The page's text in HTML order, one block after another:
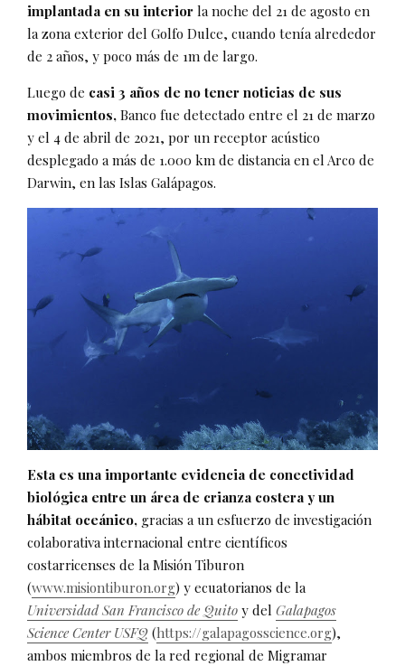
implantada en su interior la noche del 21 de agosto en
la zona exterior del Golfo Dulce, cuando tenía alrededor
de 2 años, y poco más de 1m de largo.
Luego de casi 3 años de no tener noticias de sus
movimientos, Banco fue detectado entre el 21 de marzo
y el 4 de abril de 2021, por un receptor acústico
desplegado a más de 1.000 km de distancia en el Arco de
Darwin, en las Islas Galápagos.
Esta es una importante evidencia de conectividad
biológica entre un área de crianza costera y un
hábitat oceánico, gracias a un esfuerzo de investigación
colaborativa internacional entre científicos
costarricenses de la Misión Tiburon
(www.misiontiburon.org) y ecuatorianos de la
Universidad San Francisco de Quito y del Galapagos
Science Center USFQ (https://galapagosscience.org),
ambos miembros de la red regional de Migramar